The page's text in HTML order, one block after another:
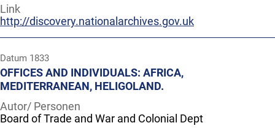
Link
http://discovery.nationalarchives.gov.uk
Datum 1833
OFFICES AND INDIVIDUALS: AFRICA,
MEDITERRANEAN, HELIGOLAND.
Autor/ Personen
Board of Trade and War and Colonial Dept